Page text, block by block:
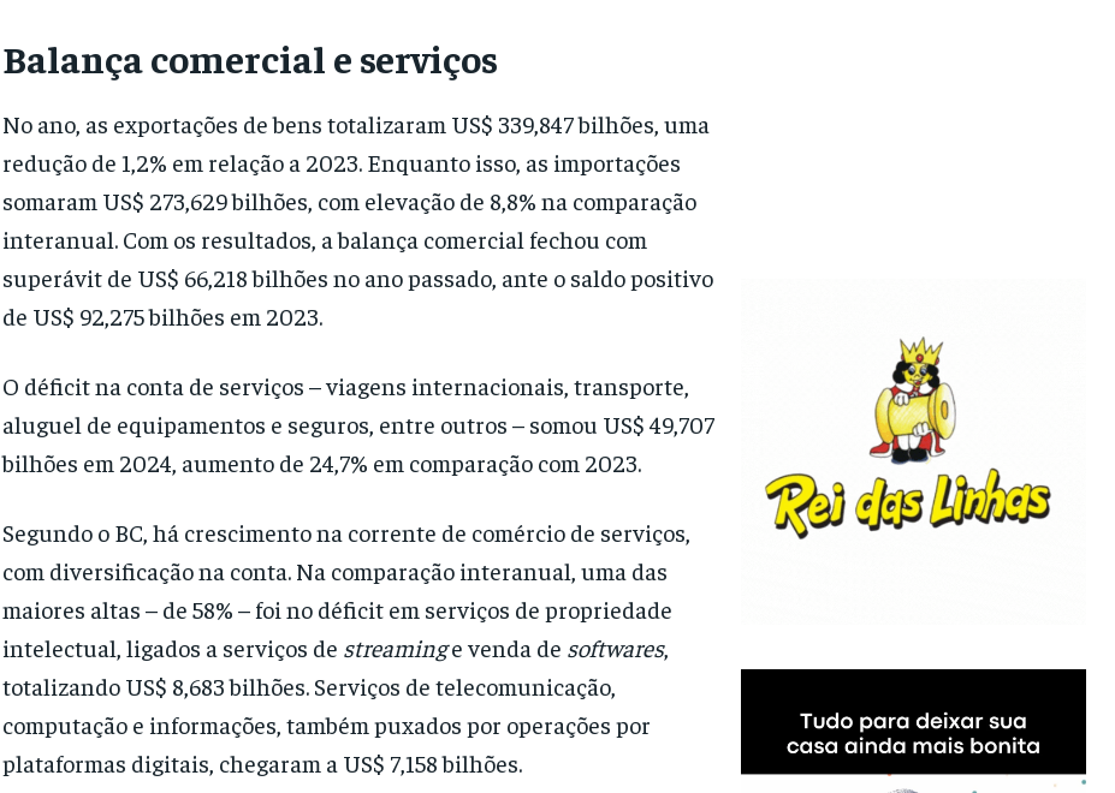
Balança comercial e serviços
No ano, as exportações de bens totalizaram US$ 339,847 bilhões, uma
redução de 1,2% em relação a 2023. Enquanto isso, as importações
somaram US$ 273,629 bilhões, com elevação de 8,8% na comparação
interanual. Com os resultados, a balança comercial fechou com
superávit de US$ 66,218 bilhões no ano passado, ante o saldo positivo
de US$ 92,275 bilhões em 2023.
O déficit na conta de serviços – viagens internacionais, transporte,
aluguel de equipamentos e seguros, entre outros – somou US$ 49,707
bilhões em 2024, aumento de 24,7% em comparação com 2023.
Segundo o BC, há crescimento na corrente de comércio de serviços,
com diversificação na conta. Na comparação interanual, uma das
maiores altas – de 58% – foi no déficit em serviços de propriedade
intelectual, ligados a serviços de streaminge venda de softwares,
totalizando US$ 8,683 bilhões. Serviços de telecomunicação,
computação e informações, também puxados por operações por
plataformas digitais, chegaram a US$ 7,158 bilhões.